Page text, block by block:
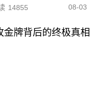
14855 08-03
牌背后的终极真相